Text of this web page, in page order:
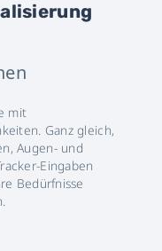
mit
Ganz gleich,
Augen- und
Eingaben
Bedürfnisse